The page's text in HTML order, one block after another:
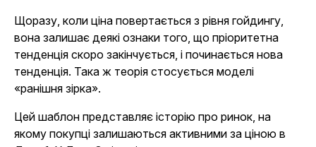
Щоразу, коли ціна повертається з рівня гойдингу,
вона залишає деякі ознаки того, що пріоритетна
тенденція скоро закінчується, і починається нова
тенденція. Така ж теорія стосується моделі
«ранішня зірка».
Цей шаблон представляє історію про ринок, на
якому покупці залишаються активними за ціною в